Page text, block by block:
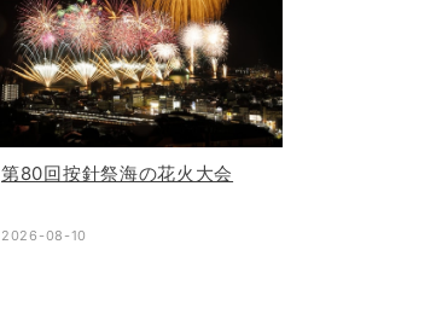
第80回按針祭海の花火大会
2026-08-10